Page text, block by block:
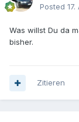
Posted
Was willst Du da
bisher.
Zitieren